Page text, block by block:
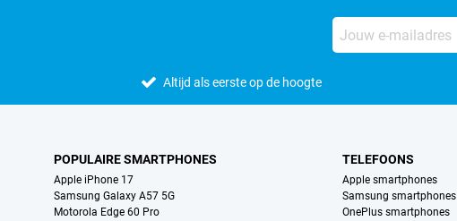
Altijd als eerste op de hoogte
POPULAIRE SMARTPHONES
Apple iPhone 17
Samsung Galaxy A57 5G
Motorola Edge 60 Pro
TELEFOONS
Apple smartphones
Samsung smartphones
OnePlus smartphones